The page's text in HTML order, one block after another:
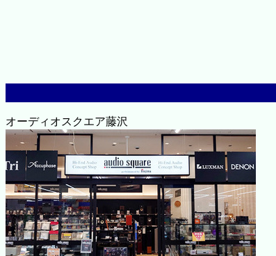
オーディオスクエア藤沢